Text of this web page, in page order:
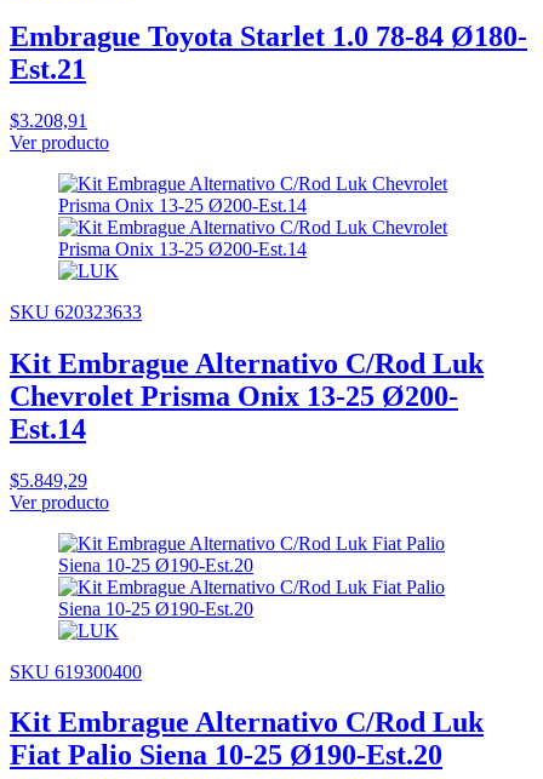
Embrague Toyota Starlet 1.0 78-84 Ø180-
Est.21
$3.208,91
Ver producto
SKU 620323633
Kit Embrague Alternativo C/Rod Luk
Chevrolet Prisma Onix 13-25 Ø200-
Est.14
$5.849,29
Ver producto
SKU 619300400
Kit Embrague Alternativo C/Rod Luk
Fiat Palio Siena 10-25 Ø190-Est.20